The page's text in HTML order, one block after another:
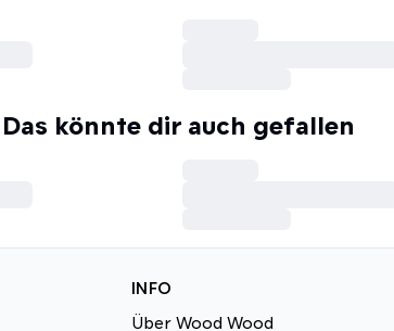
Das könnte dir auch gefallen
INFO
Über Wood Wood